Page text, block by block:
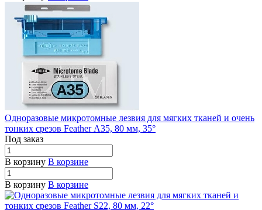
Одноразовые микротомные лезвия для мягких тканей и очень
тонких срезов Feather А35, 80 мм, 35°
Под заказ
В корзину В корзине
В корзину В корзине